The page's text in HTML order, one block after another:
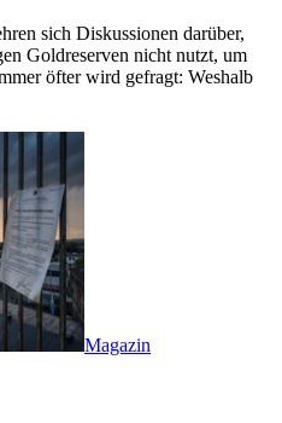
sich Diskussionen darüber,
Goldreserven nicht nutzt, um
öfter wird gefragt: Weshalb
Magazin